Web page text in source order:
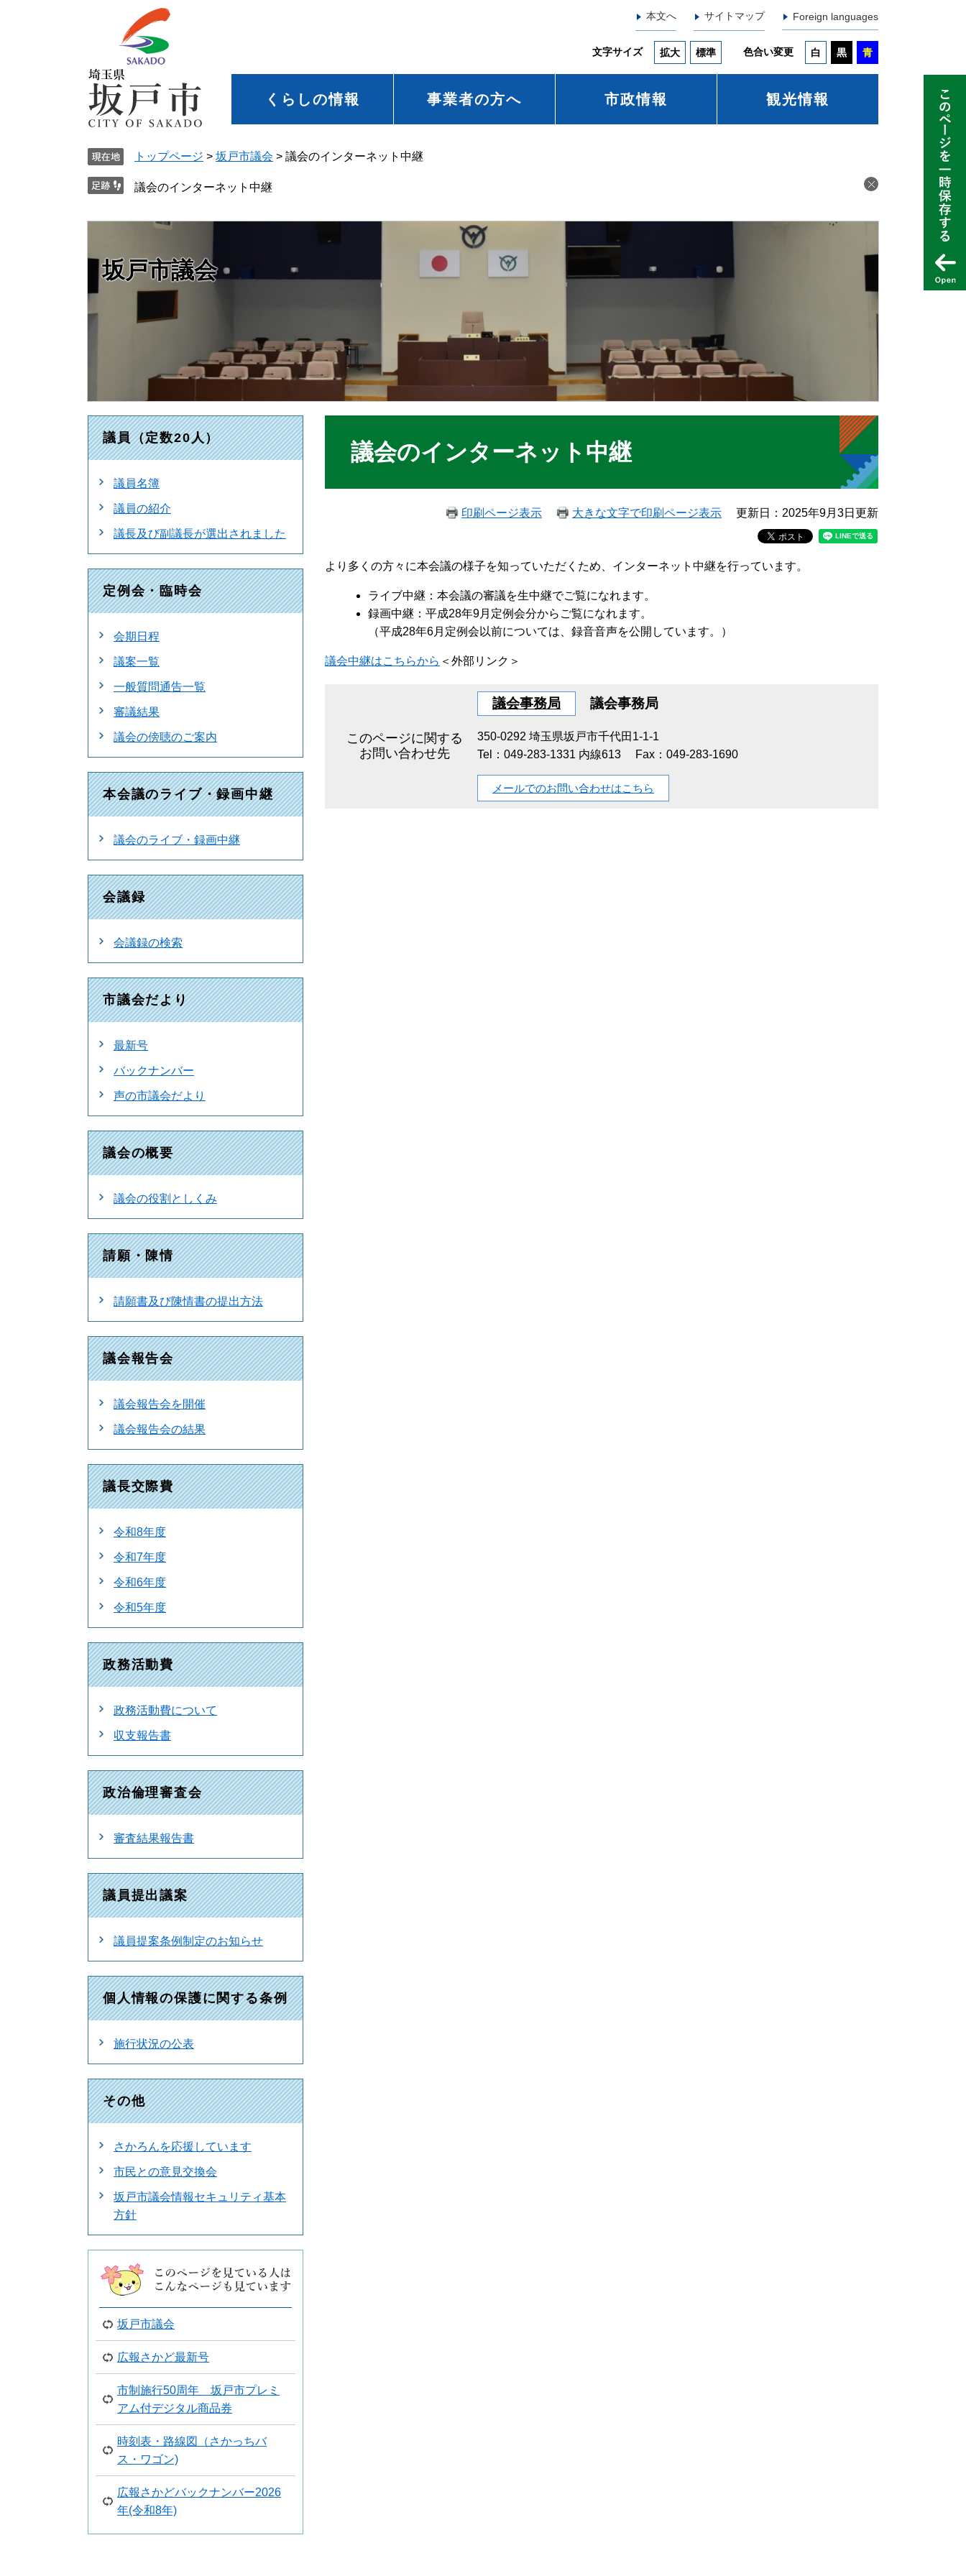
本文へ サイトマップ Foreign languages
文字サイズ 拡大 標準 色合い変更 白 黒 青
くらしの情報 事業者の方へ 市政情報 観光情報
トップページ > 坂戸市議会 > 議会のインターネット中継
議会のインターネット中継
坂戸市議会
議会のインターネット中継
印刷ページ表示 大きな文字で印刷ページ表示 更新日：2025年9月3日更新
より多くの方々に本会議の様子を知っていただくため、インターネット中継を行っています。
ライブ中継：本会議の審議を生中継でご覧になれます。
録画中継：平成28年9月定例会分からご覧になれます。
（平成28年6月定例会以前については、録音音声を公開しています。）
議会中継はこちらから ＜外部リンク＞
このページに関する
お問い合わせ先
議会事務局 議会事務局
350-0292 埼玉県坂戸市千代田1-1-1
Tel：049-283-1331 内線613
Fax：049-283-1690
メールでのお問い合わせはこちら
議員（定数20人）
議員名簿
議員の紹介
議長及び副議長が選出されました
定例会・臨時会
会期日程
議案一覧
一般質問通告一覧
審議結果
議会の傍聴のご案内
本会議のライブ・録画中継
議会のライブ・録画中継
会議録
会議録の検索
市議会だより
最新号
バックナンバー
声の市議会だより
議会の概要
議会の役割としくみ
請願・陳情
請願書及び陳情書の提出方法
議会報告会
議会報告会を開催
議会報告会の結果
議長交際費
令和8年度
令和7年度
令和6年度
令和5年度
政務活動費
政務活動費について
収支報告書
政治倫理審査会
審査結果報告書
議員提出議案
議員提案条例制定のお知らせ
個人情報の保護に関する条例
施行状況の公表
その他
さかろんを応援しています
市民との意見交換会
坂戸市議会情報セキュリティ基本
方針
坂戸市議会
広報さかど最新号
市制施行50周年 坂戸市プレミ
アム付デジタル商品券
時刻表・路線図（さかっちバ
ス・ワゴン)
広報さかどバックナンバー2026
年(令和8年)